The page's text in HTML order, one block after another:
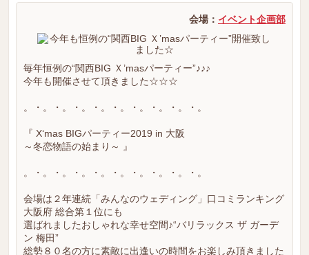
会場： イベント企画部
毎年恒例の“関西BIG Ｘ’masパーティー”♪♪♪
今年も開催させて頂きました☆☆☆
。・。・。・。・。・。・。・。・。・。
『 X‘mas BIGパーティー2019 in 大阪
～冬恋物語の始まり～ 』
。・。・。・。・。・。・。・。・。・。
会場は２年連続「みんなのウェディング」口コミランキング
大阪府 総合第１位にも
選ばれましたおしゃれな幸せ空間♪“バリラックス ザ ガーデ
ン 梅田”
総勢８０名の方に素敵に出逢いの時間をお楽しみ頂きました